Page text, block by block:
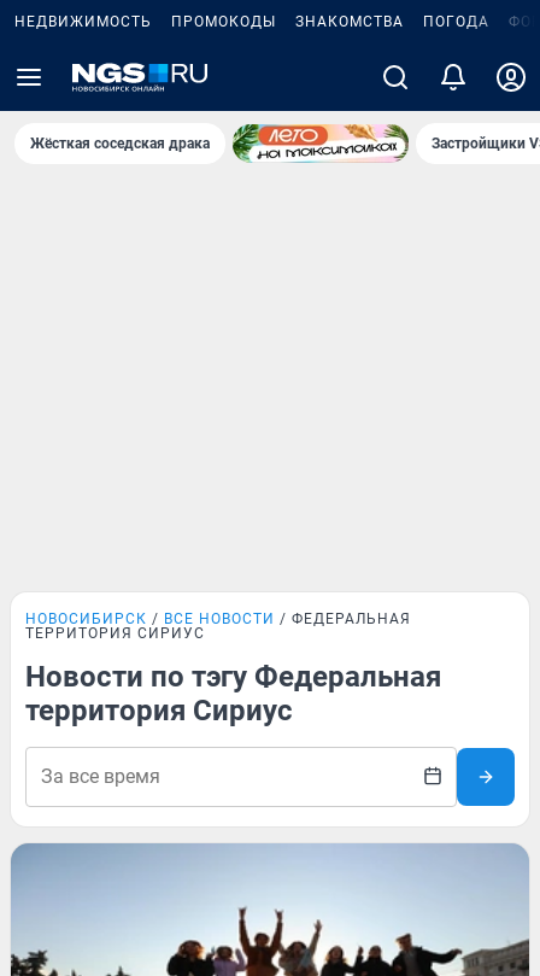
НЕДВИЖИМОСТЬ ПРОМОКОДЫ ЗНАКОМСТВА ПОГОДА
Жёсткая соседская драка Застройщики
НОВОСИБИРСК ВСЕ НОВОСТИ
ФЕДЕРАЛЬНАЯ
ТЕРРИТОРИЯ СИРИУС
Новости по тэгу Федеральная
территория Сириус